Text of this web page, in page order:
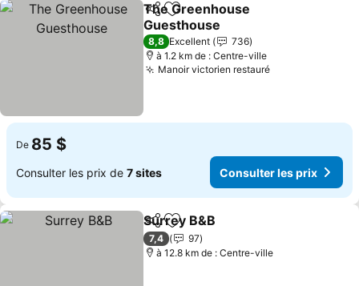
PartagerAjouter à mes favoris
The Greenhouse
Guesthouse
Consulter les prix
8,8 Excellent
736
à 1.2 km de : Centre-ville
Manoir victorien restauréConsulter les
De 85 $
Consulter les prix de 7 sites Consulter les prix
PartagerAjouter à mes favoris
Surrey B&B
7,4
97
à 12.8 km de : Centre-ville